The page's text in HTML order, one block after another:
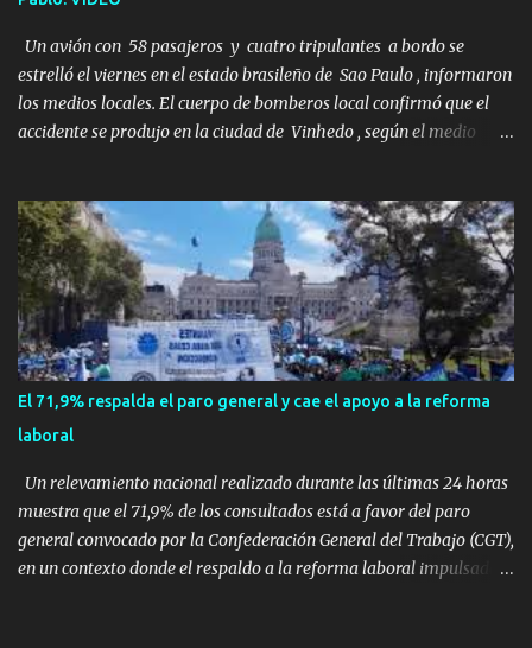
un fin de semana lejos de la ciudad. Su plan era de lo más sencillo.
Tomar su viejo pero confiable auto, con...
Un avión con 58 pasajeros y cuatro tripulantes a bordo se
estrelló el viernes en el estado brasileño de Sao Paulo , informaron
los medios locales. El cuerpo de bomberos local confirmó que el
accidente se produjo en la ciudad de Vinhedo , según el medio
una gran zona en llamas y humo saliendo de un aparente fuselaje
del avión. Otras imágenes de GloboNews mostraban un avión que
descendía verticalmente en espiral mientras que un usuario
compartió las llamas y la densa humareda negra que salían de la
nave, que se había estrellado a metros de su casa, entre los
árboles. Según confirmó la aerolínea, Voepass Linhas Aéreas, se
trataba de un avión turbohélice modelo ATR-72 que cubría la ruta
Cascavel - Guarulhos. Este modelo tiene capacidad para
transportar a 68 pasajeros. La primera llamad...
El 71,9% respalda el paro general y cae el apoyo a la reforma
laboral
Un relevamiento nacional realizado durante las últimas 24 horas
muestra que el 71,9% de los consultados está a favor del paro
general convocado por la Confederación General del Trabajo (CGT),
en un contexto donde el respaldo a la reforma laboral impulsada